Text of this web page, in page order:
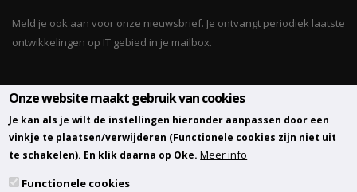
Meld je ook aan voor onze nieuwsbrief. Je ontvangt periodiek laatste
ontwikkelingen op IT gebied in je mailbox.
Volg ons
Onze website maakt gebruik van cookies
Je kan als je wilt de instellingen hieronder aanpassen door een
vinkje te plaatsen/verwijderen (Functionele cookies zijn niet uit
te schakelen). En klik daarna op Oke. Meer info
Functionele cookies